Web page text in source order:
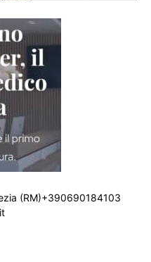
(RM)+390690184103